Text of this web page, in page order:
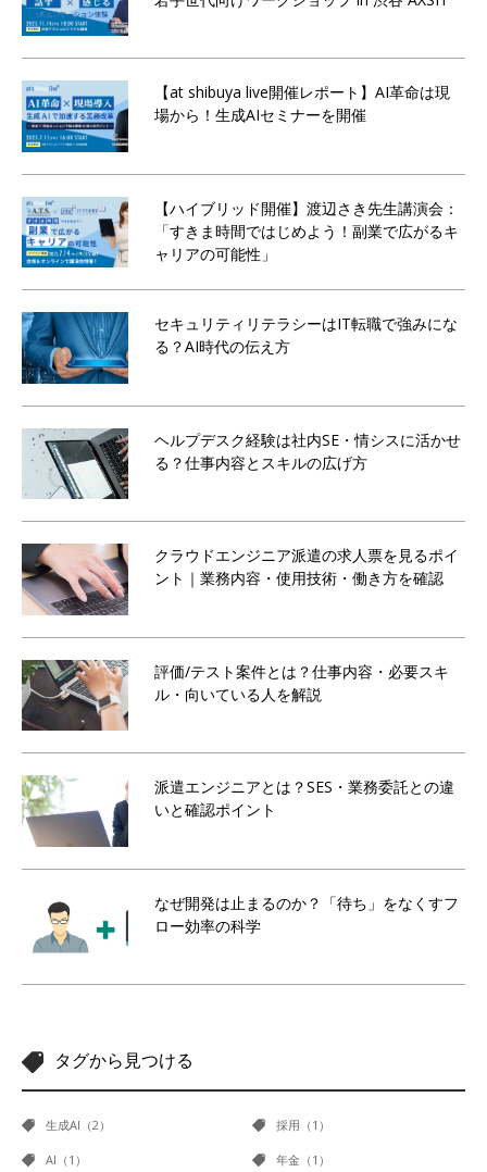
【at shibuya live開催レポート】AI革命は現
場から！生成AIセミナーを開催
【ハイブリッド開催】渡辺さき先生講演会：
「すきま時間ではじめよう！副業で広がるキ
ャリアの可能性」
セキュリティリテラシーはIT転職で強みにな
る？AI時代の伝え方
ヘルプデスク経験は社内SE・情シスに活かせ
る？仕事内容とスキルの広げ方
クラウドエンジニア派遣の求人票を見るポイ
ント｜業務内容・使用技術・働き方を確認
評価/テスト案件とは？仕事内容・必要スキ
ル・向いている人を解説
派遣エンジニアとは？SES・業務委託との違
いと確認ポイント
なぜ開発は止まるのか？「待ち」をなくすフ
ロー効率の科学
タグから見つける
生成AI（2） 採用（1）
AI（1） 年金（1）